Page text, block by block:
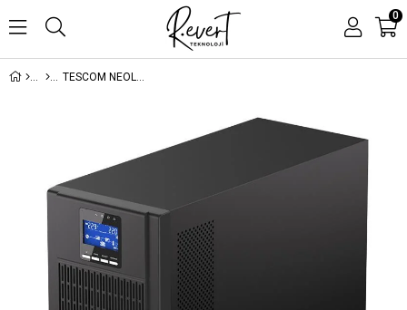
0
TESCOM NEOLINE 3KVA 1F/1F (6X9AH) 5/10DK LCD ONLINE UPS